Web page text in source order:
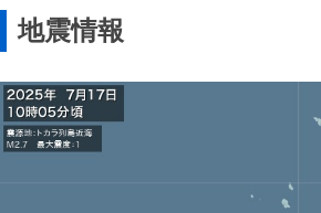
地震情報